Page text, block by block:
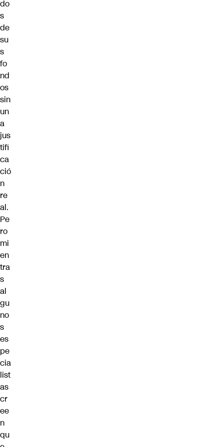
do
s
de
su
s
fo
nd
os
sin
un
a
jus
tifi
ca
ció
n
re
al.
Pe
ro
mi
en
tra
s
al
gu
no
s
es
pe
cia
list
as
cr
ee
n
qu